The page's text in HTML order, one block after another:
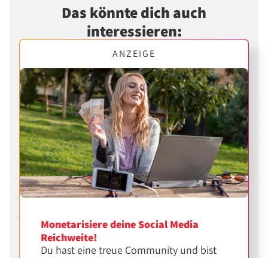
Das könnte dich auch
interessieren:
ANZEIGE
Monetarisiere deine Social Media
Reichweite!
Du hast eine treue Community und bist